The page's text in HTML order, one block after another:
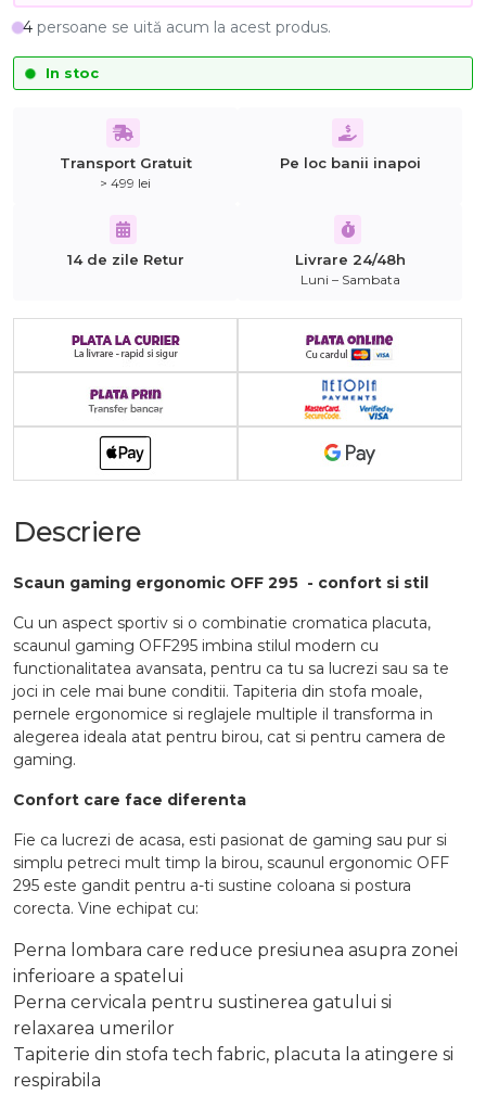
4 persoane se uită acum la acest produs.
In stoc
Transport Gratuit
> 499 lei
Pe loc banii inapoi
14 de zile Retur Livrare 24/48h
Luni – Sambata
Descriere
Scaun gaming ergonomic OFF 295 - confort si stil
Cu un aspect sportiv si o combinatie cromatica placuta,
scaunul gaming OFF295 imbina stilul modern cu
functionalitatea avansata, pentru ca tu sa lucrezi sau sa te
joci in cele mai bune conditii. Tapiteria din stofa moale,
pernele ergonomice si reglajele multiple il transforma in
alegerea ideala atat pentru birou, cat si pentru camera de
gaming.
Confort care face diferenta
Fie ca lucrezi de acasa, esti pasionat de gaming sau pur si
simplu petreci mult timp la birou, scaunul ergonomic OFF
295 este gandit pentru a-ti sustine coloana si postura
corecta. Vine echipat cu:
Perna lombara care reduce presiunea asupra zonei
inferioare a spatelui
Perna cervicala pentru sustinerea gatului si
relaxarea umerilor
Tapiterie din stofa tech fabric, placuta la atingere si
respirabila